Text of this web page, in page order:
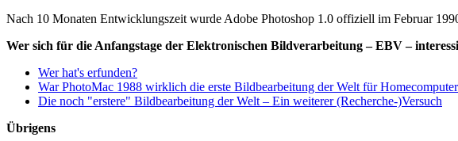
Nach 10 Monaten Entwicklungszeit wurde Adobe Photoshop 1.0 offiziell im Februar
Wer sich für die Anfangstage der Elektronischen Bildverarbeitung – EBV –
Wer hat's erfunden?
War PhotoMac 1988 wirklich die erste Bildbearbeitung der Welt für
Die noch "erstere" Bildbearbeitung der Welt – Ein weiterer (Recherche-)Versuch
Übrigens